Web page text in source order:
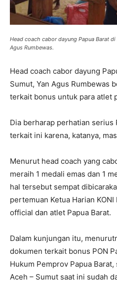
Head coach cabor dayung Papua Barat
Agus Rumbewas.
Head coach cabor dayung
Sumut, Yan Agus Rumbewas
terkait bonus untuk para atlet
Dia berharap perhatian serius
terkait ini karena, katanya,
Menurut head coach yang
meraih 1 medali emas dan 1
hal tersebut sempat
pertemuan Ketua Harian
official dan atlet Papua Barat.
Dalam kunjungan itu,
dokumen terkait bonus PON
Hukum Pemprov Papua
Aceh – Sumut saat ini sudah